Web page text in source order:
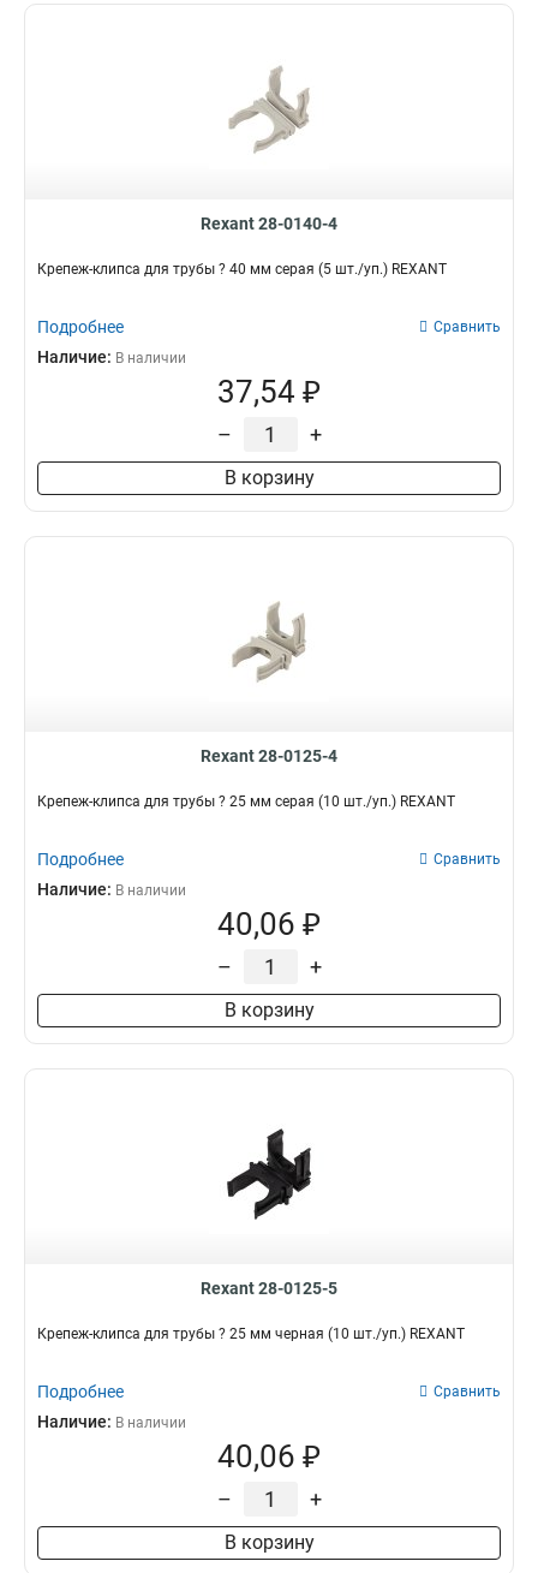
Rexant 28-0140-4
Крепеж-клипса для трубы ? 40 мм серая (5 шт./уп.) REXANT
Подробнее Сравнить
Наличие: В наличии
37,54 ₽
– +
В корзину
Rexant 28-0125-4
Крепеж-клипса для трубы ? 25 мм серая (10 шт./уп.) REXANT
Подробнее Сравнить
Наличие: В наличии
40,06 ₽
– +
В корзину
Rexant 28-0125-5
Крепеж-клипса для трубы ? 25 мм черная (10 шт./уп.) REXANT
Подробнее Сравнить
Наличие: В наличии
40,06 ₽
– +
В корзину